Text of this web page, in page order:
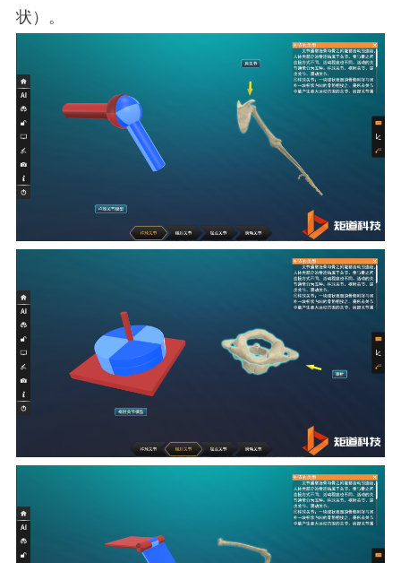
状）。